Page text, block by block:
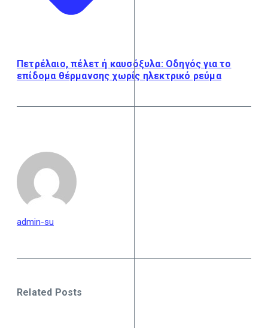
Πετρέλαιο, πέλετ ή καυσόξυλα: Οδηγός για το
επίδομα θέρμανσης χωρίς ηλεκτρικό ρεύμα
admin-su
Related Posts